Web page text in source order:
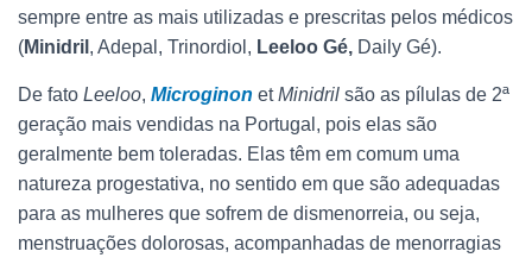
sempre entre as mais utilizadas e prescritas pelos médicos
(Minidril , Adepal, Trinordiol, Leeloo Gé, Daily Gé).
De fato Leeloo, Microginon etMinidril são as pílulas de 2ª
geração mais vendidas na Portugal, pois elas são
geralmente bem toleradas. Elas têm em comum uma
natureza progestativa, no sentido em que são adequadas
para as mulheres que sofrem de dismenorreia, ou seja,
menstruações dolorosas, acompanhadas de menorragias